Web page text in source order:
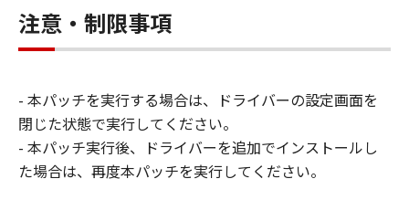
キヤノン、キヤノンマーケティングジャパ
ン株式会社およびキヤノンのライセンサー
連して生ずる直接的または間接的な損失、
損害等について、いかなる場合においても
一切の責任を負いません。
ユーザーは、日本国政府または該当国の政
注意・制限事項
- 本パッチを実行する場合は、ドライバーの設定画面を
閉じた状態で実行してください。
- 本パッチ実行後、ドライバーを追加でインストールし
た場合は、再度本パッチを実行してください。